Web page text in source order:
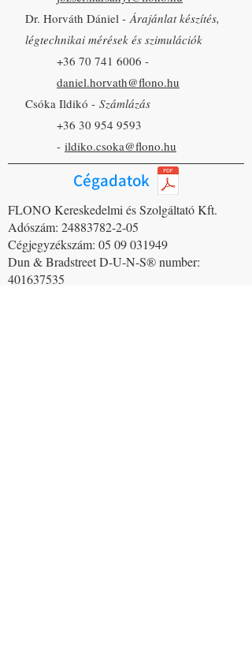
Dr. Horváth Dániel -Árajánlat készítés,
légtechnikai mérések és szimulációk
+36 70 741 6006 -
daniel.horvath@flono.hu
Csóka Ildikó - Számlázás
+36 30 954 9593
- ildiko.csoka@flono.hu
Cégadatok
FLONO Kereskedelmi és Szolgáltató Kft.
Adószám: 24883782-2-05
Cégjegyzékszám: 05 09 031949
Dun & Bradstreet D-U-N-S® number:
401637535